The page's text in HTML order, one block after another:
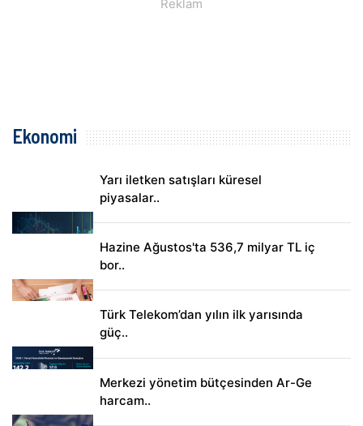
Ekonomi
Yarı iletken satışları küresel
piyasalar..
Hazine Ağustos'ta 536,7 milyar TL iç
bor..
Türk Telekom’dan yılın ilk yarısında
güç..
Merkezi yönetim bütçesinden Ar-Ge
harcam..